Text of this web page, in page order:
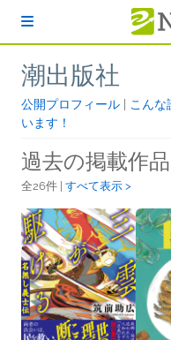
潮出版社
公開プロフィール
こんな
います！
過去の掲載作品
全26件 | すべて表示 >